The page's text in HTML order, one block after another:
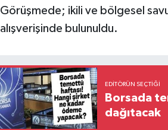
Görüşmede; ikili ve bölgesel
alışverişinde bulunuldu.
EDITÖRÜN SEÇTIĞI
Borsada
dağıtacak